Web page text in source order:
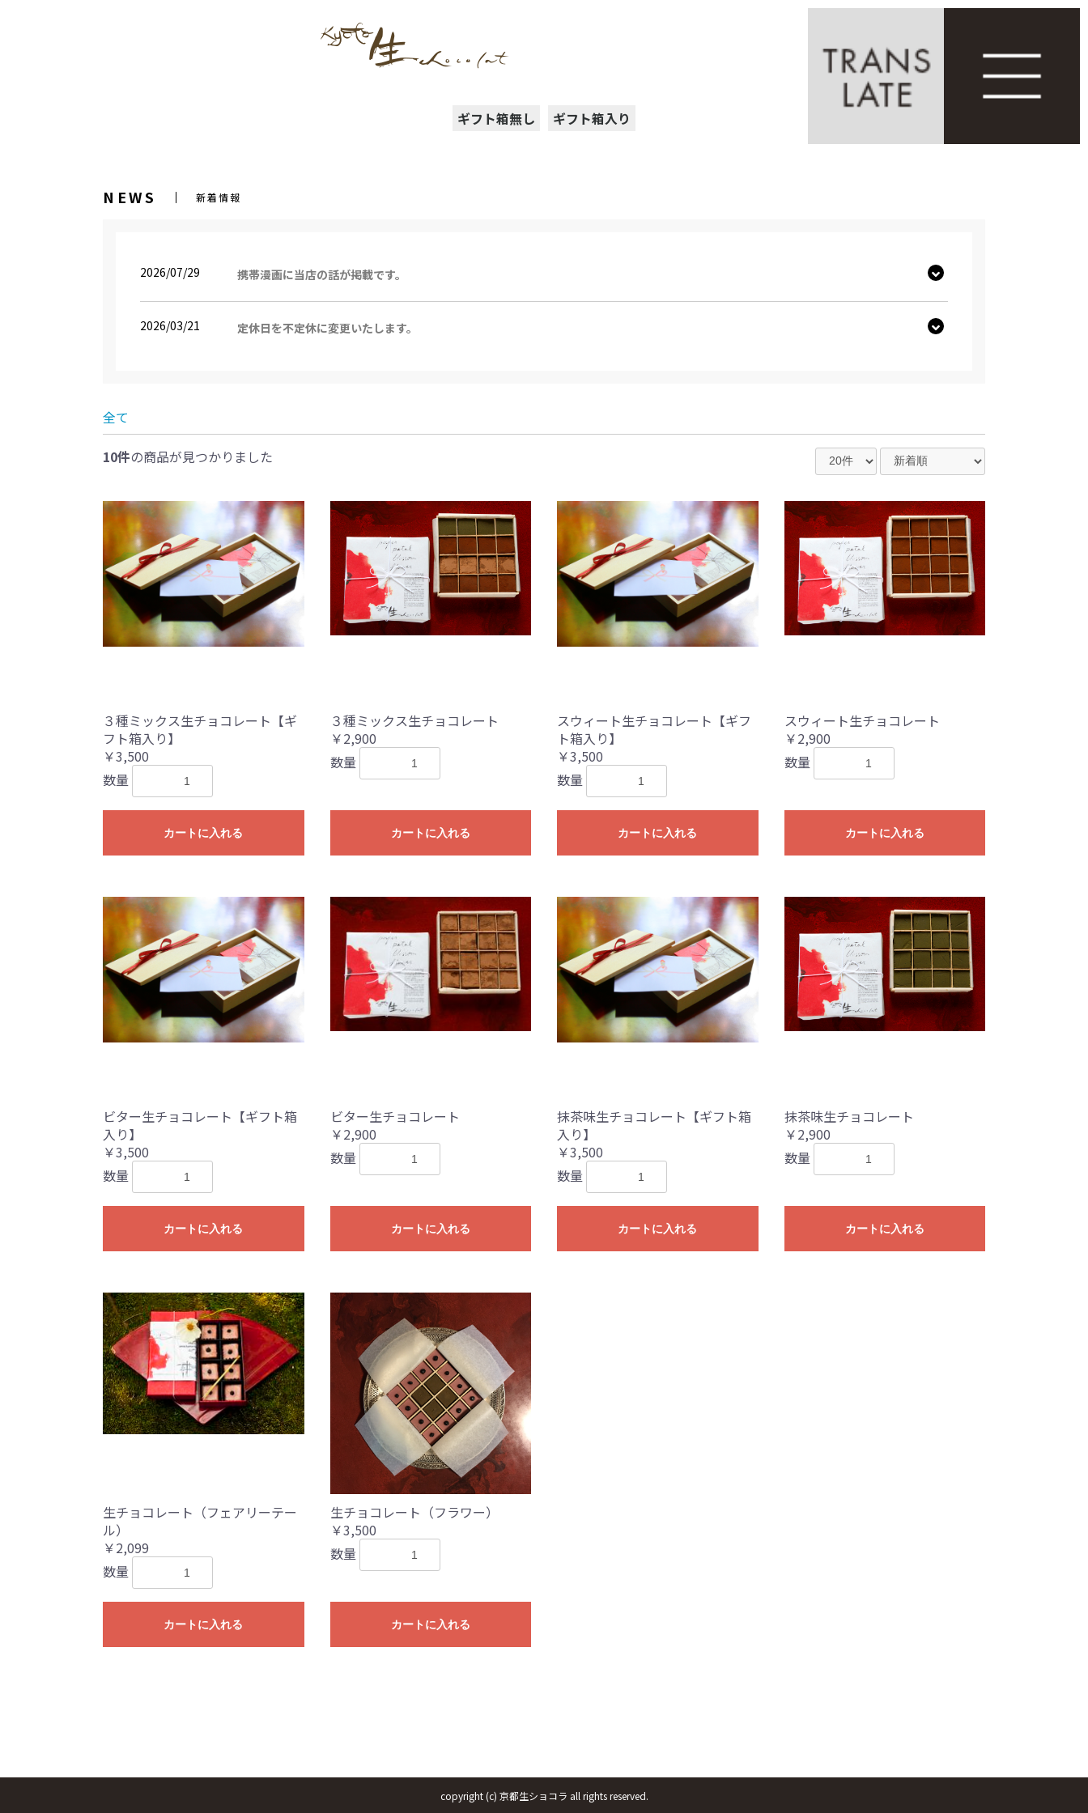
ギフト箱無し ギフト箱入り
NEWS 新着情報
2026/07/29 携帯漫画に当店の話が掲載です。
2026/03/21 定休日を不定休に変更いたします。
全て
10件の商品が見つかりました
３種ミックス生チョコレート【ギ
フト箱入り】
￥3,500
数量
カートに入れる
３種ミックス生チョコレート
￥2,900
数量
カートに入れる
スウィート生チョコレート【ギフ
ト箱入り】
￥3,500
数量
カートに入れる
スウィート生チョコレート
￥2,900
数量
カートに入れる
ビター生チョコレート【ギフト箱
入り】
￥3,500
数量
カートに入れる
ビター生チョコレート
￥2,900
数量
カートに入れる
抹茶味生チョコレート【ギフト箱
入り】
￥3,500
数量
カートに入れる
抹茶味生チョコレート
￥2,900
数量
カートに入れる
生チョコレート（フェアリーテー
ル）
￥2,099
数量
カートに入れる
生チョコレート（フラワー）
￥3,500
数量
カートに入れる
copyright (c) 京都生ショコラ all rights reserved.